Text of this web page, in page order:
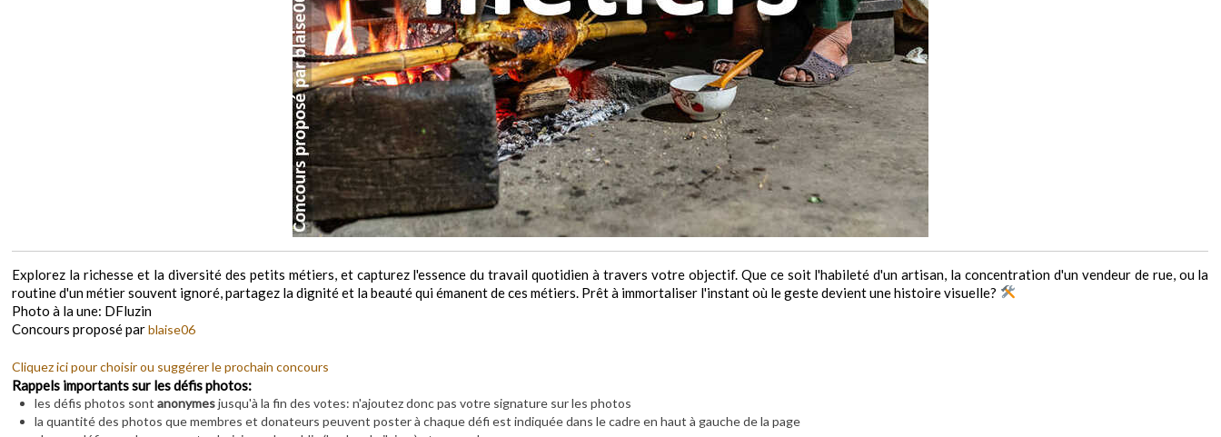
Explorez la richesse et la diversité des petits métiers, et capturez l'essence du travail quotidien à travers votre objectif. Que ce soit l'habileté d'un artisan, la concentration d'un vendeur de rue, ou la
routine d'un métier souvent ignoré, partagez la dignité et la beauté qui émanent de ces métiers. Prêt à immortaliser l'instant où le geste devient une histoire visuelle?
Photo à la une: DFluzin
Concours proposé parblaise06
Cliquez ici pour choisir ou suggérer le prochain concours
Rappels importants sur les défis photos:
les défis photos sontanonymesjusqu'à la fin des votes: n'ajoutez donc pas votre signature sur les photos
la quantité des photos que membres et donateurs peuvent poster à chaque défi est indiquée dans le cadre en haut à gauche de la page